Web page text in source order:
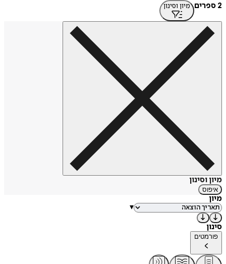
2 ספרים
מיון וסינון
מיון וסינון
איפוס
מיון
▾
סינון
פורמטים